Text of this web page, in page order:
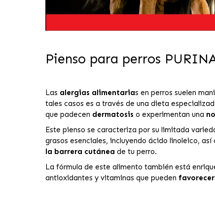
Pienso para perros
Las alergias alimentarias en perros suelen
tales casos es a través de una dieta
que padecen dermatosis o experimentan una
Este pienso se caracteriza por su limitada
grasos esenciales, incluyendo ácido linoleico,
la barrera cutánea de tu perro.
La fórmula de este alimento también está
antioxidantes y vitaminas que pueden